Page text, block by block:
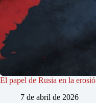
El papel de Rusia en la
7 de abril de 2026